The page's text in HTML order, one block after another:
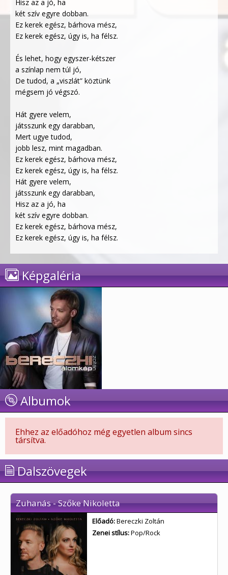
Hisz az a jó, ha
két szív egyre dobban.
Ez kerek egész, bárhova mész,
Ez kerek egész, úgy is, ha félsz.
És lehet, hogy egyszer-kétszer
a színlap nem túl jó,
De tudod, a „viszlát” köztünk
mégsem jó végszó.
Hát gyere velem,
játsszunk egy darabban,
Mert ugye tudod,
jobb lesz, mint magadban.
Ez kerek egész, bárhova mész,
Ez kerek egész, úgy is, ha félsz.
Hát gyere velem,
játsszunk egy darabban,
Hisz az a jó, ha
két szív egyre dobban.
Ez kerek egész, bárhova mész,
Ez kerek egész, úgy is, ha félsz.
Képgaléria
Albumok
Ehhez az előadóhoz még egyetlen album sincs
társítva.
Dalszövegek
Zuhanás - Szőke Nikoletta
Előadó:Bereczki Zoltán
Zenei stílus:Pop/Rock